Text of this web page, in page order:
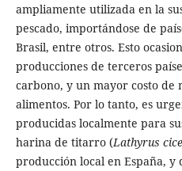
ampliamente utilizada en la
pescado, importándose de
Brasil, entre otros. Esto
producciones de terceros
carbono, y un mayor costo de
alimentos. Por lo tanto, es
producidas localmente para
harina de titarro (Lathyrus
producción local en España, y